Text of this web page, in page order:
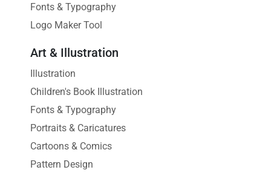
Fonts & Typography
Logo Maker Tool
Art & Illustration
Illustration
Children's Book Illustration
Fonts & Typography
Portraits & Caricatures
Cartoons & Comics
Pattern Design